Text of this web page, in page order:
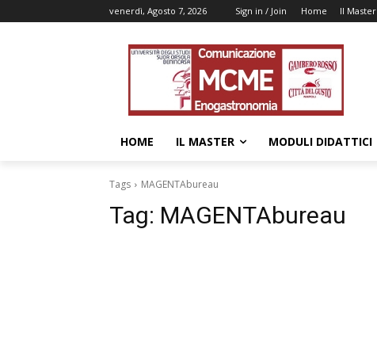
venerdì, Agosto 7, 2026 Sign in / Join Home Il Master
HOME IL MASTER MODULI DIDATTICI
Tags MAGENTAbureau
Tag: MAGENTAbureau